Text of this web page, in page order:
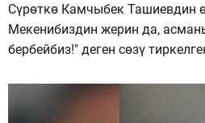
Сүрөткө Камчыбек Ташиевдин
Мекенибиздин жерин да,
бербейбиз!" деген сөзү